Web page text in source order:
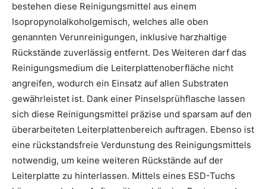
bestehen diese Reinigungsmittel aus einem
Isopropynolalkoholgemisch, welches alle oben
genannten Verunreinigungen, inklusive harzhaltige
Rückstände zuverlässig entfernt. Des Weiteren darf das
Reinigungsmedium die Leiterplattenoberfläche nicht
angreifen, wodurch ein Einsatz auf allen Substraten
gewährleistet ist. Dank einer Pinselsprühflasche lassen
sich diese Reinigungsmittel präzise und sparsam auf den
überarbeiteten Leiterplattenbereich auftragen. Ebenso ist
eine rückstandsfreie Verdunstung des Reinigungsmittels
notwendig, um keine weiteren Rückstände auf der
Leiterplatte zu hinterlassen. Mittels eines ESD-Tuchs